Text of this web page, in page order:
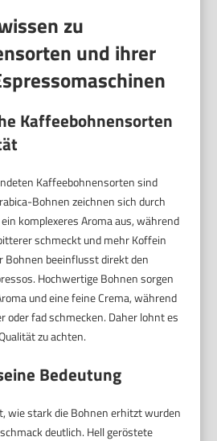
zu
und ihrer
Kaffeebohnensorten
Kaffeebohnensorten sind
Bohnen zeichnen sich durch
komplexeres Aroma aus, während
schmeckt und mehr Koffein
Bohnen beeinflusst direkt den
Hochwertige Bohnen sorgen
und eine feine Crema, während
fad schmecken. Daher lohnt es
zu achten.
Bedeutung
wie stark die Bohnen erhitzt wurden
deutlich. Hell geröstete